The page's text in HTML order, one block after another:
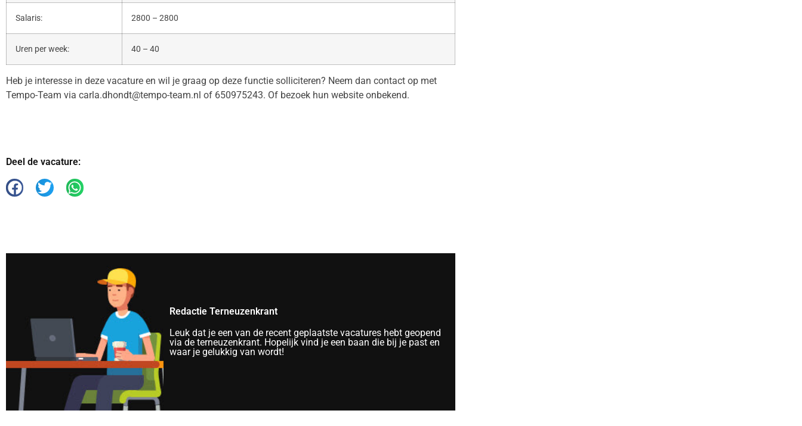
Salaris: 2800 – 2800
Uren per week: 40 – 40
Heb je interesse in deze vacature en wil je graag op deze functie solliciteren? Neem dan contact op met
Tempo-Team via carla.dhondt@tempo-team.nl of 650975243. Of bezoek hun website onbekend.
Deel de vacature:
Redactie Terneuzenkrant
Leuk dat je een van de recent geplaatste vacatures hebt geopend
via de terneuzenkrant. Hopelijk vind je een baan die bij je past en
waar je gelukkig van wordt!